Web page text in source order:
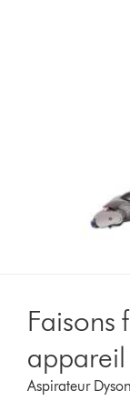
Faisons
appareil
Aspirateur